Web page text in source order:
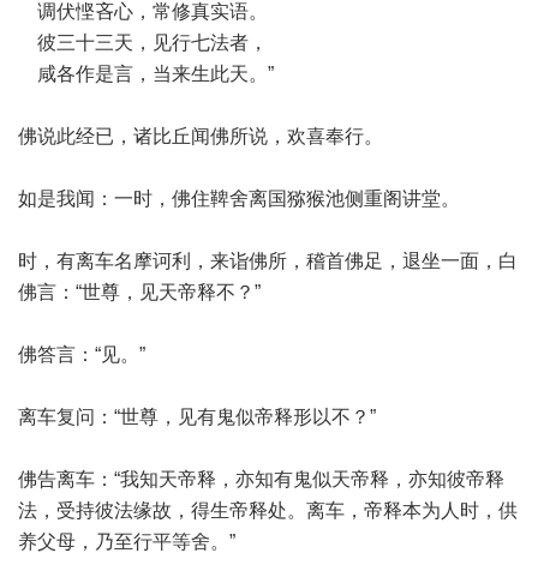
调伏悭吝心，常修真实语。
彼三十三天，见行七法者，
咸各作是言，当来生此天。”
佛说此经已，诸比丘闻佛所说，欢喜奉行。
如是我闻：一时，佛住鞞舍离国猕猴池侧重阁讲堂。
时，有离车名摩诃利，来诣佛所，稽首佛足，退坐一面，白
佛言：“世尊，见天帝释不？”
佛答言：“见。”
离车复问：“世尊，见有鬼似帝释形以不？”
佛告离车：“我知天帝释，亦知有鬼似天帝释，亦知彼帝释
法，受持彼法缘故，得生帝释处。离车，帝释本为人时，供
养父母，乃至行平等舍。”